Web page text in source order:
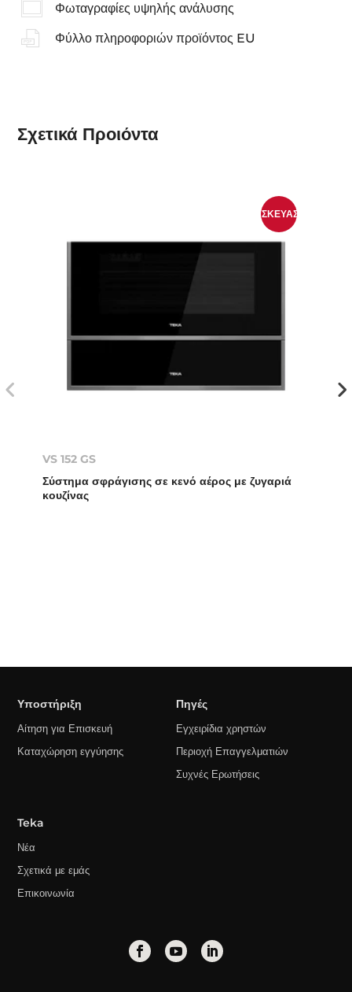
Φωταγραφίες υψηλής ανάλυσης
Φύλλο πληροφοριών προϊόντος EU
Σχετικά Προιόντα
ΣΥΣΚΕΥΑΣΊΑ
VS 152 GS
Σύστημα σφράγισης σε κενό αέρος με ζυγαριά
κουζίνας
Υποστήριξη
Αίτηση για Επισκευή
Καταχώρηση εγγύησης
Πηγές
Εγχειρίδια χρηστών
Περιοχή Επαγγελματιών
Συχνές Ερωτήσεις
Teka
Νέα
Σχετικά με εμάς
Επικοινωνία